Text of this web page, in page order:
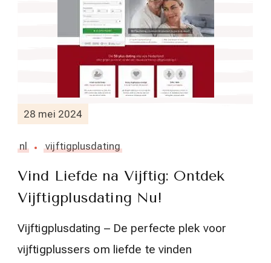
28 mei 2024
nl vijftigplusdating
Vind Liefde na Vijftig: Ontdek
Vijftigplusdating Nu!
Vijftigplusdating – De perfecte plek voor
vijftigplussers om liefde te vinden